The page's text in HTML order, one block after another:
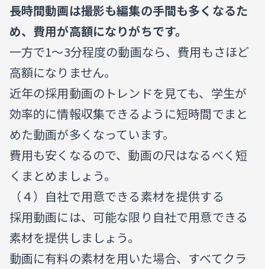
長時間動画は撮影も編集の手間も多くなるた
め、費用が高額になりがちです。
一方で1〜3分程度の動画なら、費用もさほど
高額になりません。
近年の採用動画のトレンドを見ても、学生が
効率的に情報収集できるように短時間でまと
めた動画が多くなっています。
費用も安くなるので、動画の尺はなるべく短
くまとめましょう。
（４）自社で用意できる素材を提供する
採用動画には、可能な限り自社で用意できる
素材を提供しましょう。
動画に有料の素材を用いた場合、すべてクラ